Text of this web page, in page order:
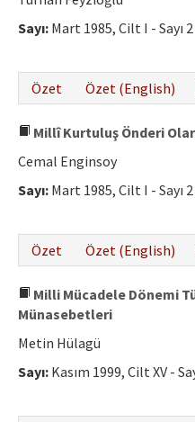
Sayı: Mart 1985, Cilt I - Sayı 2
Özet
Özet (English)
Millî Kurtuluş Önderi
Cemal Enginsoy
Sayı: Mart 1985, Cilt I - Sayı 2
Özet
Özet (English)
Milli Mücadele Dönemi
Münasebetleri
Metin Hülagü
Sayı: Kasım 1999, Cilt XV -